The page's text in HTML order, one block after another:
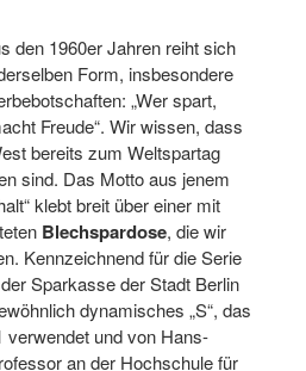
den 1960er Jahren reiht sich
Form, insbesondere
„Wer spart,
Freude“. Wir wissen, dass
bereits zum Weltspartag
sind. Das Motto aus jenem
klebt breit über einer mit
Blechspardose, die wir
Kennzeichnend für die Serie
Sparkasse der Stadt Berlin
dynamisches „S“, das
verwendet und von Hans-
an der Hochschule für